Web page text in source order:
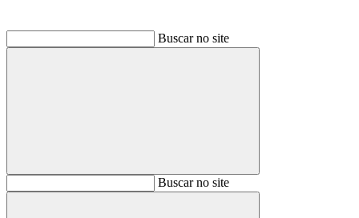
Buscar no site
BuscarBuscar no site